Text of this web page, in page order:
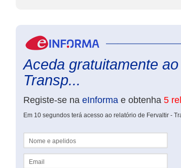
Aceda gratuitamente
Transp...
Registe-se na eInforma e obtenha 5
Em 10 segundos terá acesso ao relatório de Fervaltir -